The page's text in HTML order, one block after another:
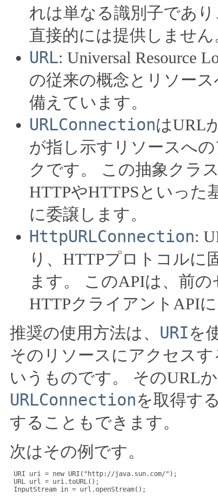
れは単なる識別子であ
直接的には提供しません
URL: Universal Resource
の従来の概念とリソー
備えています。
URLConnectionはURL
が指し示すリソースへ
クです。
この抽象クラ
HTTPやHTTPSといっ
に委譲します。
HttpURLConnection:
り、HTTPプロトコルに
ます。
このAPIは、前
HTTPクライアントAPI
推奨の使用方法は、 URIを
そのリソースにアクセス
いうものです。
そのURL
URLConnectionを取得す
することもできます。
次はその例です。
URI uri = new URI("http://java.sun.com/");
URL url = uri.toURL();
InputStream in = url.openStream();